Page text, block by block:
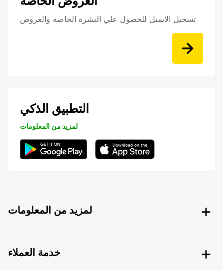
تسجيل الايميل للحصول علي النشرة الخاصه والعروض
التطبيق الذكي
لمزيد من المعلومات
لمزيد من المعلومات
خدمة العملاء